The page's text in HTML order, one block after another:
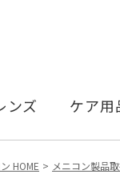
ンズ ケア用
HOME メニコン製品